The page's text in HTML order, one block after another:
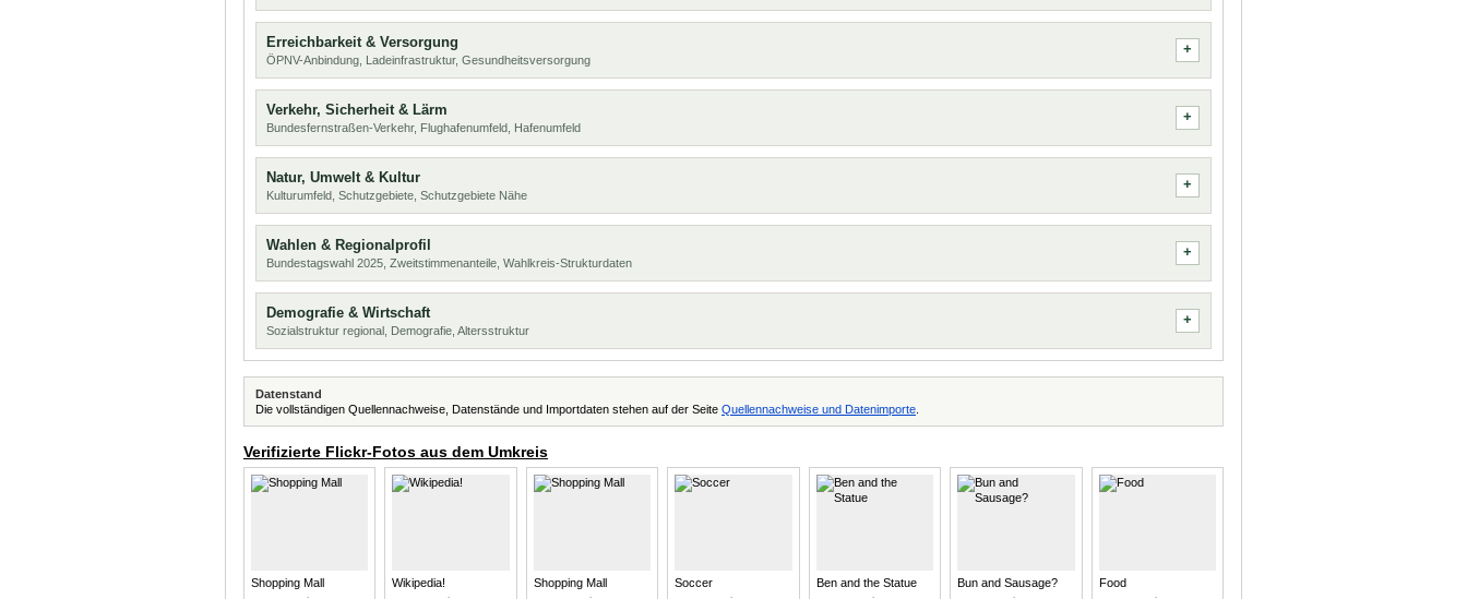
Erreichbarkeit & Versorgung
ÖPNV-Anbindung, Ladeinfrastruktur, Gesundheitsversorgung
Verkehr, Sicherheit & Lärm
Bundesfernstraßen-Verkehr, Flughafenumfeld, Hafenumfeld
Natur, Umwelt & Kultur
Kulturumfeld, Schutzgebiete, Schutzgebiete Nähe
Wahlen & Regionalprofil
Bundestagswahl 2025, Zweitstimmenanteile, Wahlkreis-Strukturdaten
Demografie & Wirtschaft
Sozialstruktur regional, Demografie, Altersstruktur
Datenstand
Die vollständigen Quellennachweise, Datenstände und Importdaten stehen auf der Seite Quellennachweise und Datenimporte
Verifizierte Flickr-Fotos aus dem Umkreis
Shopping Mall Wikipedia! Shopping Mall Soccer Ben and the Statue Bun and Sausage? Food